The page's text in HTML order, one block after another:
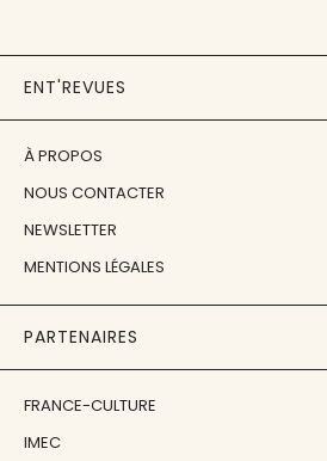
ENT'REVUES
À PROPOS
NOUS CONTACTER
NEWSLETTER
MENTIONS LÉGALES
PARTENAIRES
FRANCE-CULTURE
IMEC